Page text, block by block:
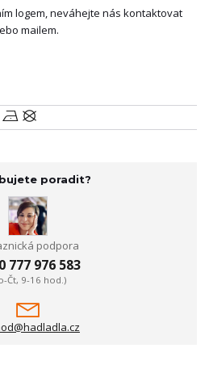
logem, neváhejte nás kontaktovat
mailem.
poradit?
podpora
777 976 583
Čt, 9-16 hod.)